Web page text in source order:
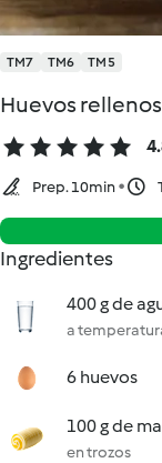
TM7 TM6 TM5
Huevos
Prep. 10min
Ingredientes
400 g de
a
6 huevos
100 g de
en trozos